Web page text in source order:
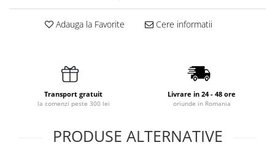
Adauga la Favorite Cere informatii
Transport gratuit
la comenzi peste 300 lei
Livrare in 24 - 48 ore
oriunde in Romania
PRODUSE ALTERNATIVE